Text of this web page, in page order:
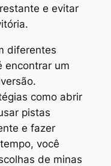
e evitar
diferentes
encontrar um
como abrir
pistas
e fazer
você
de minas